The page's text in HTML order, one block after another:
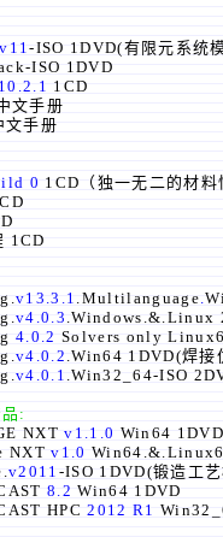
v11-ISO 1DVD(有限元系统
ISO 1DVD
1CD
文手册
文手册
0 1CD（独一无二的材料
1CD
v13.3.1 .Multilanguage .
v4.0.3 .Windows.&.Linux
4.0.2 Solvers only
v4.0.2 .Win64 1DVD(焊接
v4.0.1 .Win32_64-ISO
:
NXTv1.1.0 Win64
NXTv1.0
v2011 -ISO 1DVD(锻造工
8.2 Win64 1DVD
HPC2012 R1